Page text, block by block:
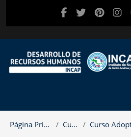
Salta al contenido principal
Página Principal Cursos